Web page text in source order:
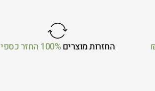
החזרות מוצרים100% החזר כספי